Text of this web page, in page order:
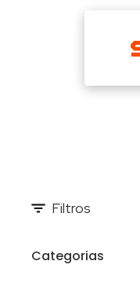
Filtros
Categorias